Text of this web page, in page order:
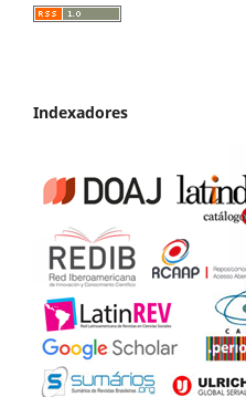
Indexadores